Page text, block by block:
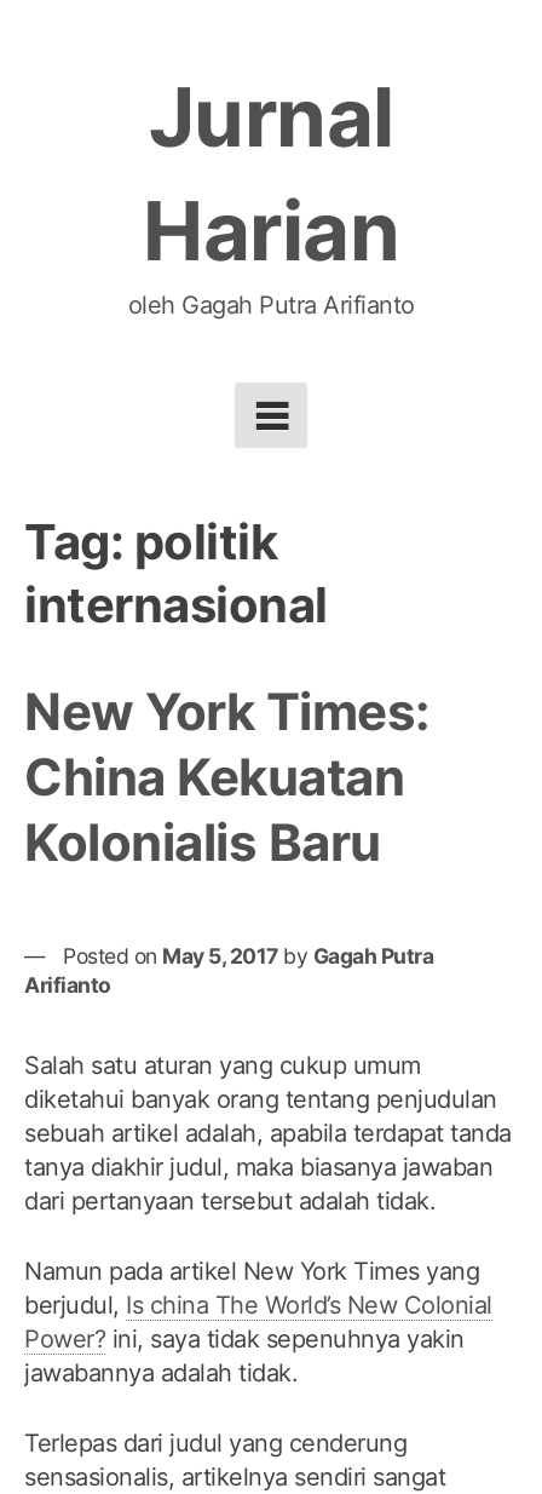
Jurnal
Harian
oleh Gagah Putra Arifianto
Tag: politik
internasional
New York Times:
China Kekuatan
Kolonialis Baru
Posted on May 5, 2017by Gagah Putra
Arifianto
Salah satu aturan yang cukup umum
diketahui banyak orang tentang penjudulan
sebuah artikel adalah, apabila terdapat tanda
tanya diakhir judul, maka biasanya jawaban
dari pertanyaan tersebut adalah tidak.
Namun pada artikel New York Times yang
berjudul, Is china The World’s New Colonial
Power? ini, saya tidak sepenuhnya yakin
jawabannya adalah tidak.
Terlepas dari judul yang cenderung
sensasionalis, artikelnya sendiri sangat